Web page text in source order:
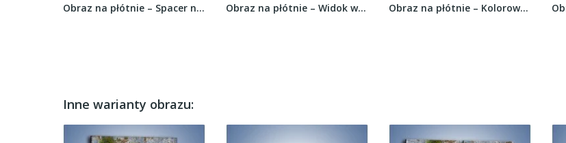
Obraz na płótnie – Spacer na bezludnej wyspie –... Obraz na płótnie – Widok warty zapamiętania –... Obraz na płótnie – Kolorowe skorupiaki –...
Inne warianty obrazu: